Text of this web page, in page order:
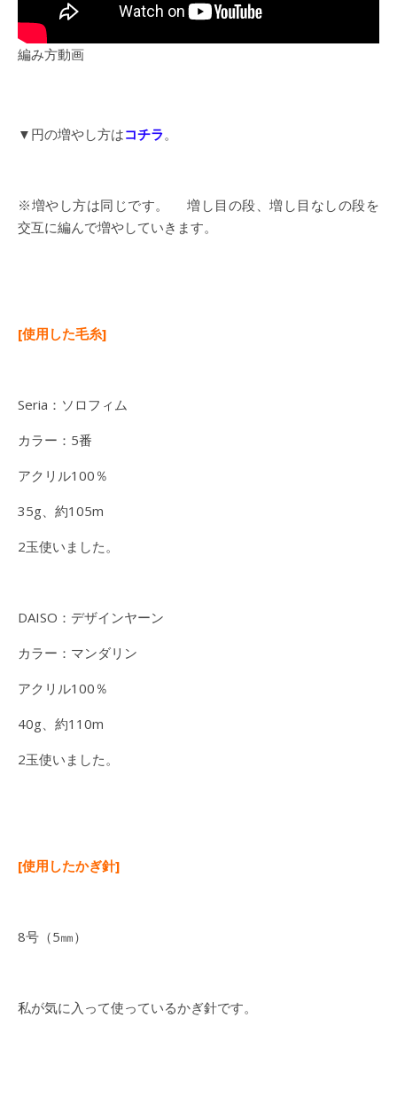
編み方動画
▼円の増やし方はコチラ。
※増やし方は同じです。 増し目の段、増し目なしの段を
交互に編んで増やしていきます。
[使用した毛糸]
Seria：ソロフィム
カラー：5番
アクリル100％
35g、約105m
2玉使いました。
DAISO：デザインヤーン
カラー：マンダリン
アクリル100％
40g、約110m
2玉使いました。
[使用したかぎ針]
8号（5㎜）
私が気に入って使っているかぎ針です。